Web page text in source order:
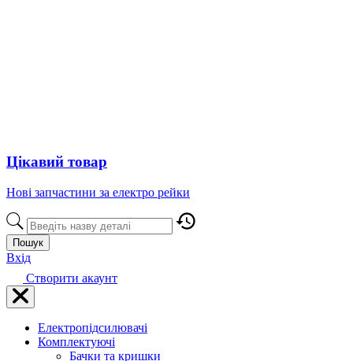
Цікавий товар
Нові запчастини за електро рейки
Пошук
Вхід
Створити акаунт
Електропідсилювачі
Комплектуючі
Бачки та кришки